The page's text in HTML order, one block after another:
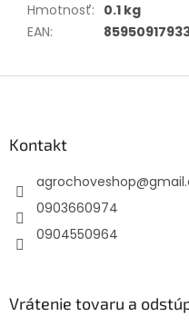
Hmotnosť: 0.1 kg
EAN:
Kontakt
agrochoveshop@
0903660974
0904550964
Vrátenie tovaru a